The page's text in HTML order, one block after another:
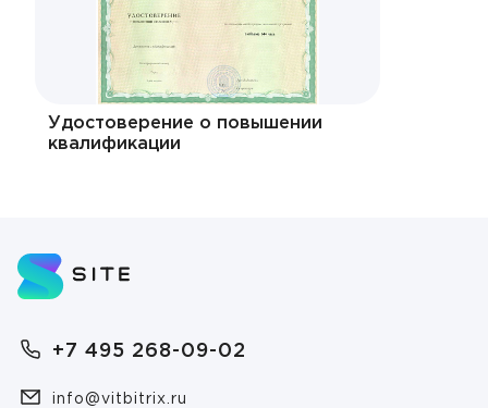
Удостоверение о повышении
квалификации
+7 495 268-09-02
info@vitbitrix.ru